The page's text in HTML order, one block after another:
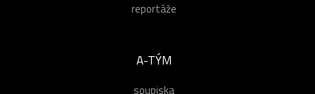
reportáže
A-TÝM
soupiska